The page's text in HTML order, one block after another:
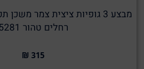
רחלים טהור 5281
315 ₪